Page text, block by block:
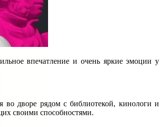
впечатление и очень яркие эмоции у
во дворе рядом с библиотекой, кинологи и
своими способностями.